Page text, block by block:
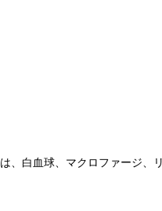
白血球、マクロファージ